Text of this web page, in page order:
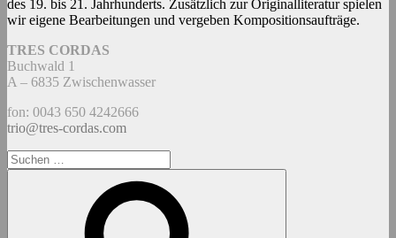
des 19. bis 21. Jahrhunderts. Zusätzlich zur Originalliteratur spielen
wir eigene Bearbeitungen und vergeben Kompositionsaufträge.
TRES CORDAS
Buchwald 1
A – 6835 Zwischenwasser
fon: 0043 650 4242666
trio@tres-cordas.com
Suchen
nach: